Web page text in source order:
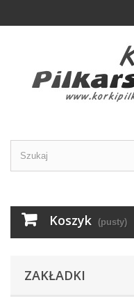
Koszyk (pusty)
ZAKŁADKI